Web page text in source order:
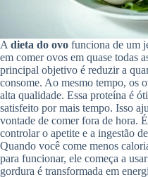
A dieta do ovo funciona de um
em comer ovos em quase todas
principal objetivo é reduzir a
consome. Ao mesmo tempo, os
alta qualidade. Essa proteína é
satisfeito por mais tempo. Isso
vontade de comer fora de hora.
controlar o apetite e a ingestão
Quando você come menos
para funcionar, ele começa a
gordura é transformada em